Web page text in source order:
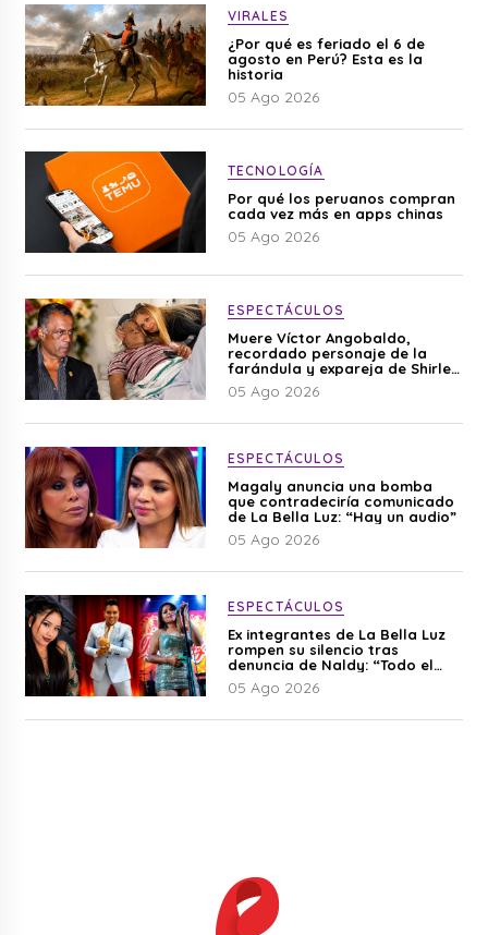
VIRALES
¿Por qué es feriado el 6 de
agosto en Perú? Esta es la
historia
05 Ago 2026
TECNOLOGÍA
Por qué los peruanos compran
cada vez más en apps chinas
05 Ago 2026
ESPECTÁCULOS
Muere Víctor Angobaldo,
recordado personaje de la
farándula y expareja de Shirley
Cherres
05 Ago 2026
ESPECTÁCULOS
Magaly anuncia una bomba
que contradeciría comunicado
de La Bella Luz: “Hay un audio”
05 Ago 2026
ESPECTÁCULOS
Ex integrantes de La Bella Luz
rompen su silencio tras
denuncia de Naldy: “Todo el
mundo lo sabía”
05 Ago 2026